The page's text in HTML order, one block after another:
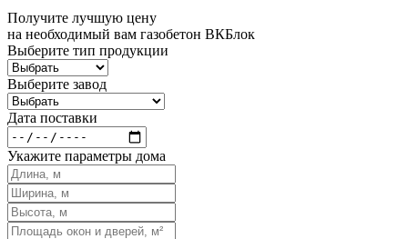
Получите лучшую цену
на необходимый вам газобетон ВКБлок
Выберите тип продукции
Выберите завод
Дата поставки
Укажите параметры дома